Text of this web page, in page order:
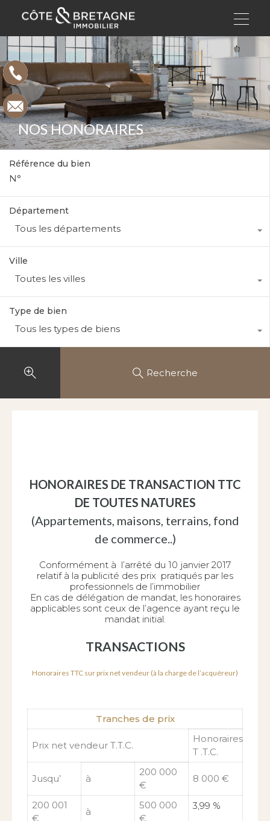
NOS HONORAIRES
Référence du bien
Département
Tous les départements
Ville
Toutes les villes
Type de bien
Tous les types de biens
Recherche
HONORAIRES DE TRANSACTION TTC
DE TOUTES NATURES
(Appartements, maisons, terrains, fond
de commerce..)
Conformément à l’arrêté du 10 janvier 2017
relatif à la publicité des prix pratiqués par les
professionnels de l’immobilier
En cas de délégation de mandat, les honoraires
applicables sont ceux de l’agence ayant reçu le
mandat initial.
TRANSACTIONS
Honoraires TTC sur prix net vendeur (à la charge de l’acquéreur)
Tranches de prix
Prix net vendeur T.T.C.
Honoraires
T .T.C.
Jusqu’ à
200 000
€
8 000 €
200 001
€
à
500 000
€
3,99 %